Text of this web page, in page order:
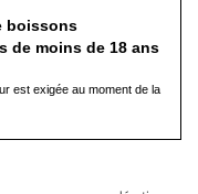
boissons
de moins de 18 ans
est exigée au moment de la